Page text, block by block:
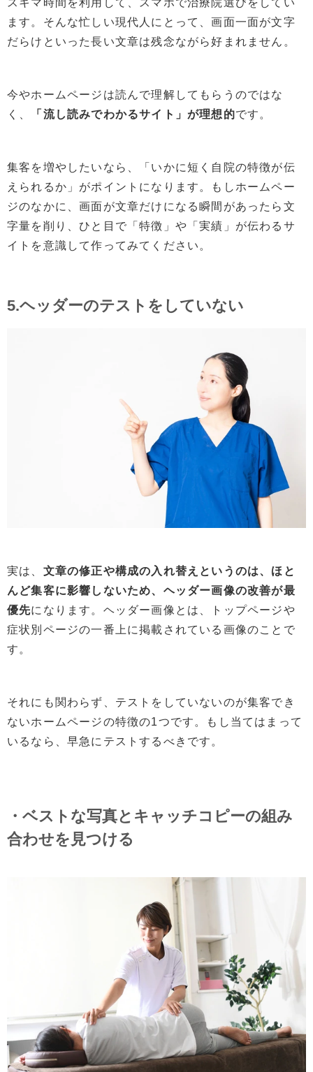
スキマ時間を利用して、スマホで治療院選びをしてい
ます。そんな忙しい現代人にとって、画面一面が文字
だらけといった長い文章は残念ながら好まれません。
今やホームページは読んで理解してもらうのではな
く、
「流し読みでわかるサイト」が理想的です。
集客を増やしたいなら、「いかに短く自院の特徴が伝
えられるか」がポイントになります。もしホームペー
ジのなかに、画面が文章だけになる瞬間があったら文
字量を削り、ひと目で「特徴」や「実績」が伝わるサ
イトを意識して作ってみてください。
5.ヘッダーのテストをしていない
実は、 文章の修正や構成の入れ替えというのは、ほと
んど集客に影響しないため、ヘッダー画像の改善が最
優先になります。ヘッダー画像とは、トップページや
症状別ページの一番上に掲載されている画像のことで
す。
それにも関わらず、テストをしていないのが集客でき
ないホームページの特徴の1つです。もし当てはまって
いるなら、早急にテストするべきです。
・ベストな写真とキャッチコピーの組み
合わせを見つける